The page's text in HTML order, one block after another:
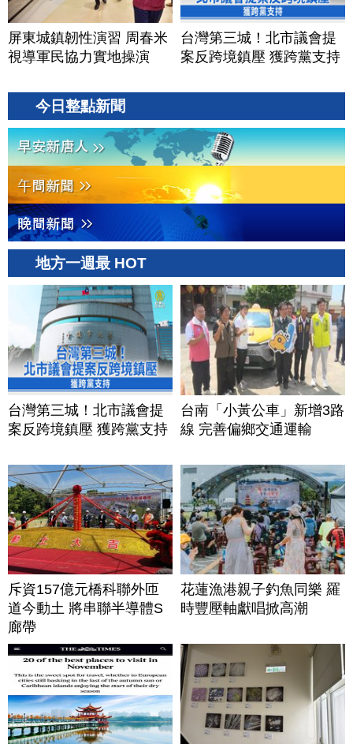
屏東城鎮韌性演習 周春米
視導軍民協力實地操演
台灣第三城！北市議會提
案反跨境鎮壓 獲跨黨支持
今日整點新聞
地方一週最 HOT
台灣第三城！北市議會提
案反跨境鎮壓 獲跨黨支持
台南「小黃公車」新增3路
線 完善偏鄉交通運輸
斥資157億元橋科聯外匝
道今動土 將串聯半導體S
廊帶
花蓮漁港親子釣魚同樂 羅
時豐壓軸獻唱掀高潮